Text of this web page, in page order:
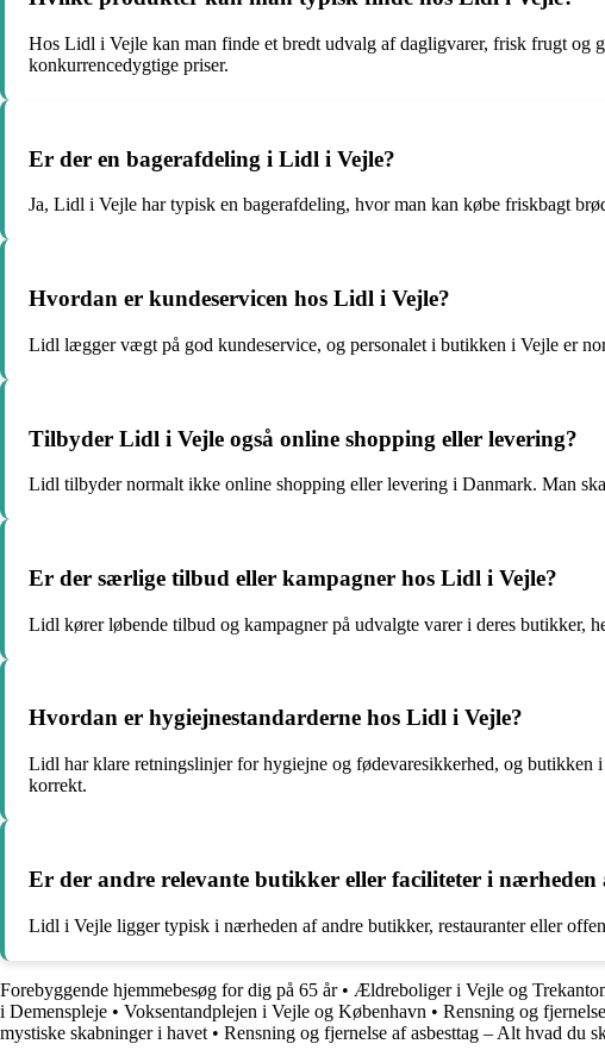
Hos Lidl i Vejle kan man finde et bredt udvalg af dagligvarer, frisk frugt og
konkurrencedygtige priser.
Er der en bagerafdeling i Lidl i Vejle?
Ja, Lidl i Vejle har typisk en bagerafdeling, hvor man kan købe friskbagt
Hvordan er kundeservicen hos Lidl i Vejle?
Lidl lægger vægt på god kundeservice, og personalet i butikken i Vejle er
Tilbyder Lidl i Vejle også online shopping eller levering?
Lidl tilbyder normalt ikke online shopping eller levering i Danmark. Man
Er der særlige tilbud eller kampagner hos Lidl i Vejle?
Lidl kører løbende tilbud og kampagner på udvalgte varer i deres butikker,
Hvordan er hygiejnestandarderne hos Lidl i Vejle?
Lidl har klare retningslinjer for hygiejne og fødevaresikkerhed, og butikken
korrekt.
Er der andre relevante butikker eller faciliteter i nærheden
Lidl i Vejle ligger typisk i nærheden af andre butikker, restauranter eller
Forebyggende hjemmebesøg for dig på 65 år• Ældreboliger i Vejle og
i Demenspleje • Voksentandplejen i Vejle og København • Rensning og
mystiske skabninger i havet • Rensning og fjernelse af asbesttag – Alt hvad du